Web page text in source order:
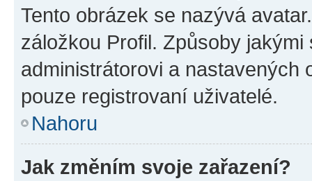
Tento obrázek se nazývá
záložkou Profil. Způsoby
administrátorovi a nastavených
pouze registrovaní uživatelé.
Nahoru
Jak změním svoje zařazení?